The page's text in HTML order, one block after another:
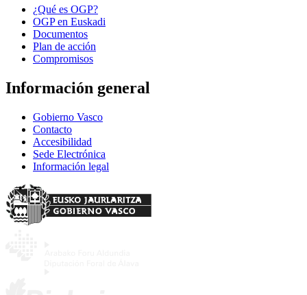
¿Qué es OGP?
OGP en Euskadi
Documentos
Plan de acción
Compromisos
Información general
Gobierno Vasco
Contacto
Accesibilidad
Sede Electrónica
Información legal